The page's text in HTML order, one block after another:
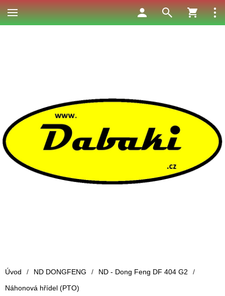
Úvod / ND DONGFENG / ND - Dong Feng DF 404 G2
/
Náhonová hřídel (PTO)